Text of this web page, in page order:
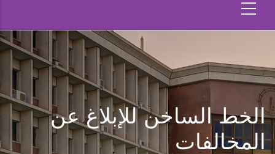
الخط الساخن للإبلاغ عن
المخالفات